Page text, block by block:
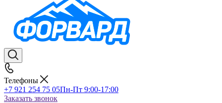
Телефоны
+7 921 254 75 05Пн-Пт 9:00-17:00
Заказать звонок